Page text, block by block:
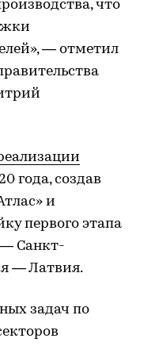
что
— отметил
года, создав
и
первого этапа
— Санкт-
— Латвия.
задач по